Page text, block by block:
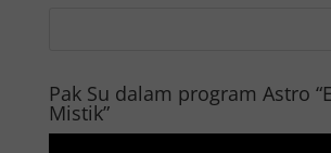
Pak Su dalam program Astro
Mistik”